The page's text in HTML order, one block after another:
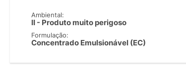
Ambiental:
II - Produto muito perigoso
Formulação:
Concentrado Emulsionável (EC)